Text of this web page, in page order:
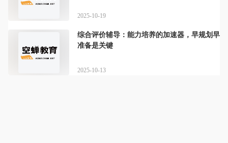
2025-10-19
综合评价辅导：能力培养的加速器，早规划早
准备是关键
2025-10-13